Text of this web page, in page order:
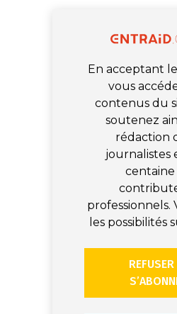
En acceptant
vous
contenus du
soutenez
rédaction
journalistes
centaine
professionnels.
les possibilités
REFUSER